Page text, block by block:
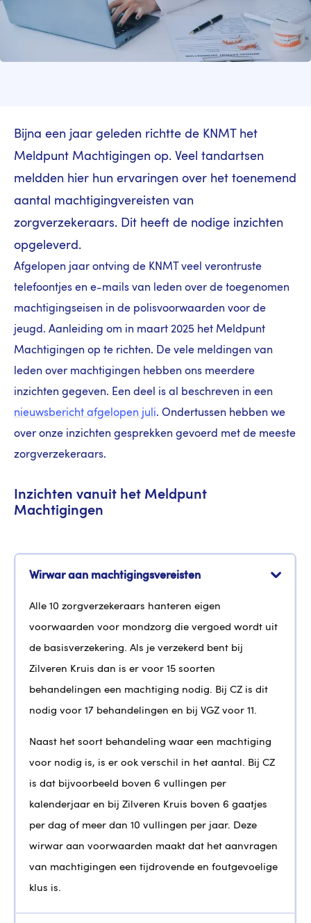
Bijna een jaar geleden richtte de KNMT het
Meldpunt Machtigingen op. Veel tandartsen
meldden hier hun ervaringen over het toenemend
aantal machtigingvereisten van
zorgverzekeraars. Dit heeft de nodige inzichten
opgeleverd.
Afgelopen jaar ontving de KNMT veel verontruste
telefoontjes en e-mails van leden over de toegenomen
machtigingseisen in de polisvoorwaarden voor de
jeugd. Aanleiding om in maart 2025 het Meldpunt
Machtigingen op te richten. De vele meldingen van
leden over machtigingen hebben ons meerdere
inzichten gegeven. Een deel is al beschreven in een
nieuwsbericht afgelopen juli. Ondertussen hebben we
over onze inzichten gesprekken gevoerd met de meeste
zorgverzekeraars.
Inzichten vanuit het Meldpunt
Machtigingen
Wirwar aan machtigingsvereisten
Alle 10 zorgverzekeraars hanteren eigen
voorwaarden voor mondzorg die vergoed wordt uit
de basisverzekering. Als je verzekerd bent bij
Zilveren Kruis dan is er voor 15 soorten
behandelingen een machtiging nodig. Bij CZ is dit
nodig voor 17 behandelingen en bij VGZ voor 11.
Naast het soort behandeling waar een machtiging
voor nodig is, is er ook verschil in het aantal. Bij CZ
is dat bijvoorbeeld boven 6 vullingen per
kalenderjaar en bij Zilveren Kruis boven 6 gaatjes
per dag of meer dan 10 vullingen per jaar. Deze
wirwar aan voorwaarden maakt dat het aanvragen
van machtigingen een tijdrovende en foutgevoelige
klus is.